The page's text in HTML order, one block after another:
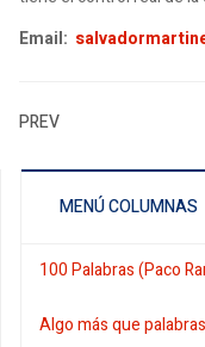
Email:
PREV
MENÚ COLUMNAS
100 Palabras (Paco
Algo más que